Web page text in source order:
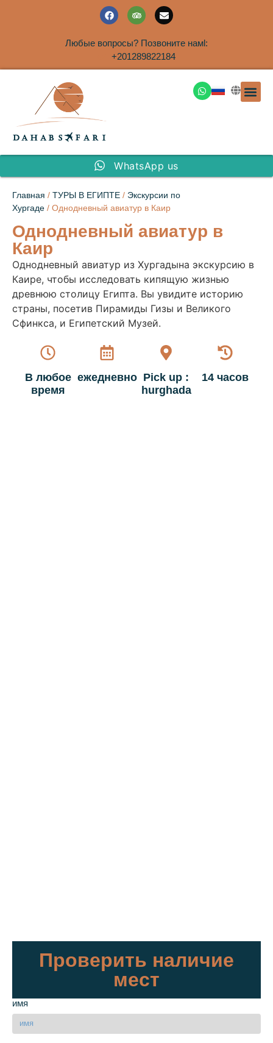
Любые вопросы? Позвоните намl:
+201289822184
WhatsApp us
Главная / ТУРЫ В ЕГИПТЕ / Экскурсии по
Хургаде / Однодневный авиатур в Каир
Однодневный авиатур в
Каир
Однодневный авиатур из Хургадына экскурсию в
Каире, чтобы исследовать кипящую жизнью
древнюю столицу Египта. Вы увидите историю
страны, посетив Пирамиды Гизы и Великого
Сфинкса, и Египетский Музей.
В любое
время
ежедневно Pick up :
hurghada
14 часов
Проверить наличие
мест
имя